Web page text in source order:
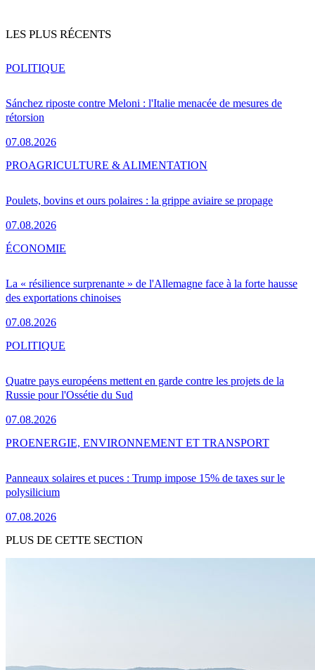
LES PLUS RÉCENTS
Sánchez riposte contre Meloni : l'Italie menacée de mesures de
rétorsion
07.08.2026
POLITIQUE
Poulets, bovins et ours polaires : la grippe aviaire se propage
07.08.2026
PROAGRICULTURE & ALIMENTATION
La « résilience surprenante » de l'Allemagne face à la forte hausse
des exportations chinoises
07.08.2026
ÉCONOMIE
Quatre pays européens mettent en garde contre les projets de la
Russie pour l'Ossétie du Sud
07.08.2026
POLITIQUE
Panneaux solaires et puces : Trump impose 15% de taxes sur le
polysilicium
07.08.2026
PROENERGIE, ENVIRONNEMENT ET TRANSPORT
PLUS DE CETTE SECTION